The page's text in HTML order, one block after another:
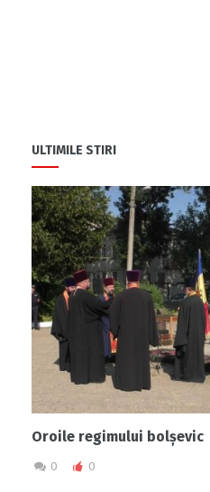
ULTIMILE STIRI
Oroile regimului bolșevic
0 0